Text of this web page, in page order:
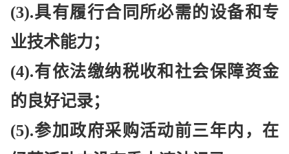
(3).具有履行合同所必需的设备和专
业技术能力；
(4).有依法缴纳税收和社会保障资金
的良好记录；
(5).参加政府采购活动前三年内，在